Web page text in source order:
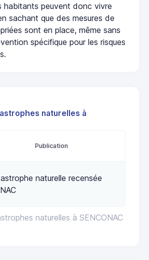
habitants peuvent donc vivre
sachant que des mesures de
sont en place, même sans
spécifique pour les risques
naturelles à
naturelles à SENCONAC
Publication
naturelle recensée